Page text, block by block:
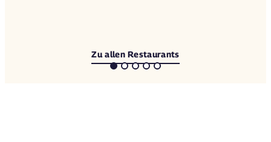
Zu allen Restaurants